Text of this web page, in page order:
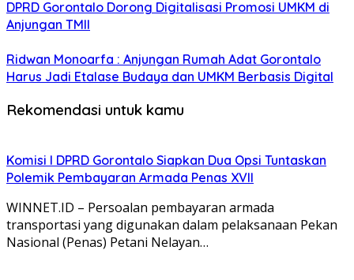
DPRD Gorontalo Dorong Digitalisasi Promosi UMKM di
Anjungan TMII
Ridwan Monoarfa : Anjungan Rumah Adat Gorontalo
Harus Jadi Etalase Budaya dan UMKM Berbasis Digital
Rekomendasi untuk kamu
Komisi I DPRD Gorontalo Siapkan Dua Opsi Tuntaskan
Polemik Pembayaran Armada Penas XVII
WINNET.ID – Persoalan pembayaran armada
transportasi yang digunakan dalam pelaksanaan Pekan
Nasional (Penas) Petani Nelayan…